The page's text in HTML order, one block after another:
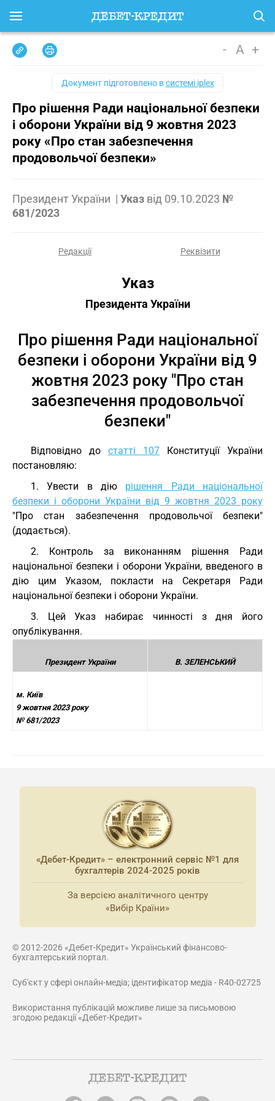
- A +
Документ підготовлено всистемі iplex
Про рішення Ради національної безпеки
і оборони України від 9 жовтня 2023
року «Про стан забезпечення
продовольчої безпеки»
Президент України | Указ від 09.10.2023 №
681/2023
Редакції Реквізити
Указ
Президента України
Про рішення Ради національної
безпеки і оборони України від 9
жовтня 2023 року "Про стан
забезпечення продовольчої
безпеки"
Відповідно до статті 107 Конституції України
постановляю:
1. Увести в дію рішення Ради національної
безпеки і оборони України від 9 жовтня 2023 року
"Про стан забезпечення продовольчої безпеки"
(додається).
2. Контроль за виконанням рішення Ради
національної безпеки і оборони України, введеного в
дію цим Указом, покласти на Секретаря Ради
національної безпеки і оборони України.
3. Цей Указ набирає чинності з дня його
опублікування.
Президент України В. ЗЕЛЕНСЬКИЙ
м. Київ
9 жовтня 2023 року
№ 681/2023
«Дебет-Кредит» – електронний сервіс №1 для
бухгалтерів 2024-2025 років
За версією аналітичного центру
«Вибір Країни»
© 2012-2026 «Дебет-Кредит» Український фінансово-
бухгалтерський портал.
Суб'єкт у сфері онлайн-медіа; ідентифікатор медіа - R40-02725
Використання публікацій можливе лише за письмовою
згодою редакції «Дебет-Кредит»